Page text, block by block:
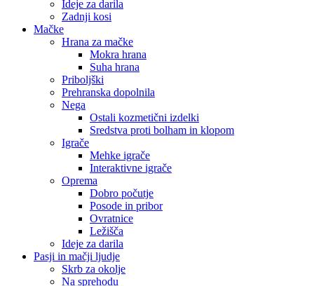
Ideje za darila
Zadnji kosi
Mačke
Hrana za mačke
Mokra hrana
Suha hrana
Priboljški
Prehranska dopolnila
Nega
Ostali kozmetični izdelki
Sredstva proti bolham in klopom
Igrače
Mehke igrače
Interaktivne igrače
Oprema
Dobro počutje
Posode in pribor
Ovratnice
Ležišča
Ideje za darila
Pasji in mačji ljudje
Skrb za okolje
Na sprehodu